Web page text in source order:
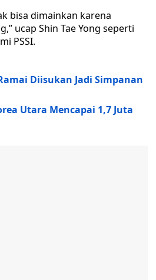
bisa dimainkan karena
ucap Shin Tae Yong seperti
PSSI.
Diisukan Jadi Simpanan
Utara Mencapai 1,7 Juta